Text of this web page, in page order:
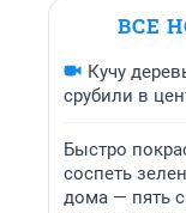
ВСЕ
Кучу
срубили в
Быстро
соспеть
дома — пять